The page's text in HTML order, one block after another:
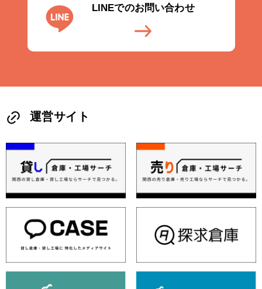
LINEでのお問い合わせ
運営サイト